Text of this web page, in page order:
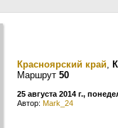
Красноярский край,
Маршрут 50
25 августа 2014 г.,
Автор: Mark_24